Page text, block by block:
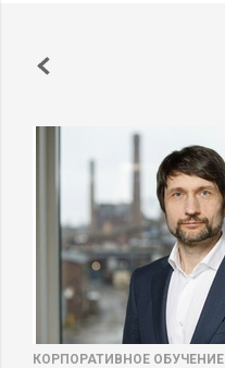
КОРПОРАТИВНОЕ ОБУЧЕНИЕ